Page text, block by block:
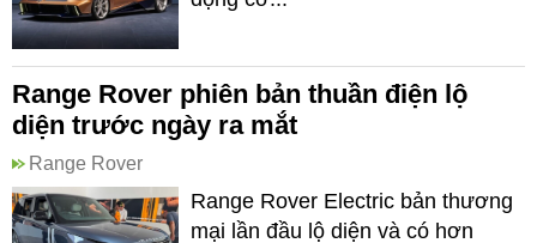
Range Rover phiên bản thuần điện lộ
diện trước ngày ra mắt
Range Rover
Range Rover Electric bản thương
mại lần đầu lộ diện và có hơn